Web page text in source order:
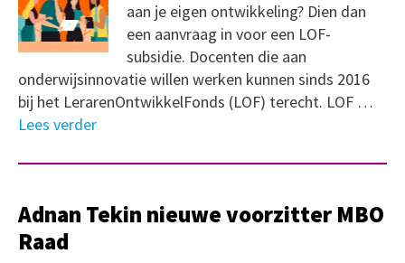
aan je eigen ontwikkeling? Dien dan
een aanvraag in voor een LOF-
subsidie. Docenten die aan
onderwijsinnovatie willen werken kunnen sinds 2016
bij het LerarenOntwikkelFonds (LOF) terecht. LOF …
Lees verder
Adnan Tekin nieuwe voorzitter MBO
Raad